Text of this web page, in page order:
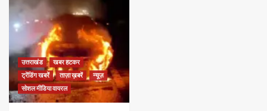
उत्तराखंड
खबर हटकर
ट्रेंडिंग खबरें
ताज़ा ख़बरें
न्यूज़
सोशल मीडिया वायरल